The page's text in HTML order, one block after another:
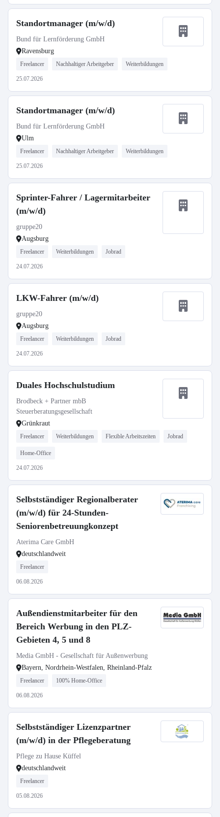
Standortmanager (m/w/d)
Bund für Lernförderung GmbH
Ravensburg
Freelancer Nachhaltiger Arbeitgeber Weiterbildungen
25.07.2026
Standortmanager (m/w/d)
Bund für Lernförderung GmbH
Ulm
Freelancer Nachhaltiger Arbeitgeber Weiterbildungen
25.07.2026
Sprinter-Fahrer / Lagermitarbeiter
(m/w/d)
gruppe20
Augsburg
Freelancer Weiterbildungen Jobrad
24.07.2026
LKW-Fahrer (m/w/d)
gruppe20
Augsburg
Freelancer Weiterbildungen Jobrad
24.07.2026
Duales Hochschulstudium
Brodbeck + Partner mbB
Steuerberatungsgesellschaft
Grünkraut
Freelancer Weiterbildungen Flexible Arbeitszeiten Jobrad
Home-Office
24.07.2026
Selbstständiger Regionalberater
(m/w/d) für 24-Stunden-
Seniorenbetreuungkonzept
Aterima Care GmbH
deutschlandweit
Freelancer
06.08.2026
Außendienstmitarbeiter für den
Bereich Werbung in den PLZ-
Gebieten 4, 5 und 8
Media GmbH - Gesellschaft für Außenwerbung
Bayern, Nordrhein-Westfalen, Rheinland-Pfalz
Freelancer 100% Home-Office
06.08.2026
Selbstständiger Lizenzpartner
(m/w/d) in der Pflegeberatung
Pflege zu Hause Küffel
deutschlandweit
Freelancer
05.08.2026